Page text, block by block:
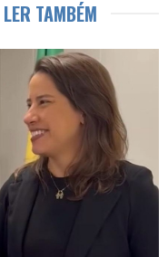
LER TAMBÉM